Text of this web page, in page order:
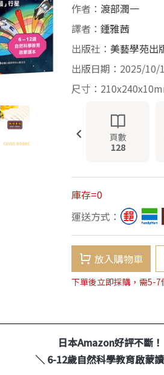
作者： 渡部潤一
譯者：鍾雅茜
出版社： 美藝學苑出
出版日期：2025/10/
尺寸：
頁數
128
庫存=0
運送方式：
放入購物車
下單後立即採購，需5-7
日本Amazon好評不斷！
＼ 6-12歲自然科學教育啟蒙